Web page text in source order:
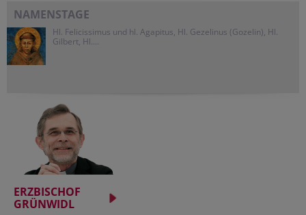
NAMENSTAGE
Hl. Felicissimus und hl. Agapitus, Hl. Gezelinus (Gozelin), Hl.
Gilbert, Hl....
ERZBISCHOF
GRÜNWIDL